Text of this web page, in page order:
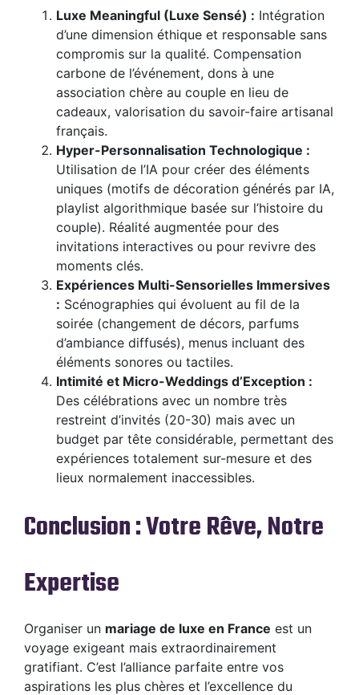
Luxe Meaningful (Luxe Sensé) : Intégration
d’une dimension éthique et responsable sans
compromis sur la qualité. Compensation
carbone de l’événement, dons à une
association chère au couple en lieu de
cadeaux, valorisation du savoir-faire artisanal
français.
Hyper-Personnalisation Technologique :
Utilisation de l’IA pour créer des éléments
uniques (motifs de décoration générés par IA,
playlist algorithmique basée sur l’histoire du
couple). Réalité augmentée pour des
invitations interactives ou pour revivre des
moments clés.
Expériences Multi-Sensorielles Immersives
: Scénographies qui évoluent au fil de la
soirée (changement de décors, parfums
d’ambiance diffusés), menus incluant des
éléments sonores ou tactiles.
Intimité et Micro-Weddings d’Exception :
Des célébrations avec un nombre très
restreint d’invités (20-30) mais avec un
budget par tête considérable, permettant des
expériences totalement sur-mesure et des
lieux normalement inaccessibles.
Conclusion : Votre Rêve, Notre
Expertise
Organiser un mariage de luxe en France est un
voyage exigeant mais extraordinairement
gratifiant. C’est l’alliance parfaite entre vos
aspirations les plus chères et l’excellence du